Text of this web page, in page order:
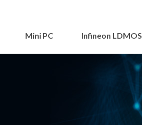
Mini PC Infineon LDMOS